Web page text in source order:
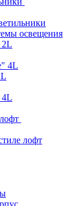
освещения
2L
4L
4L
лофт